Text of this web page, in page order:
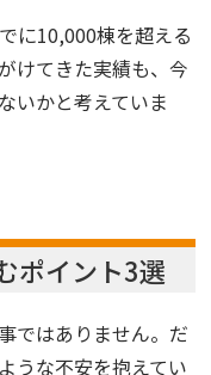
に10,000棟を超える
けてきた実績も、今
いかと考えていま
ポイント3選
ではありません。だ
うな不安を抱えてい